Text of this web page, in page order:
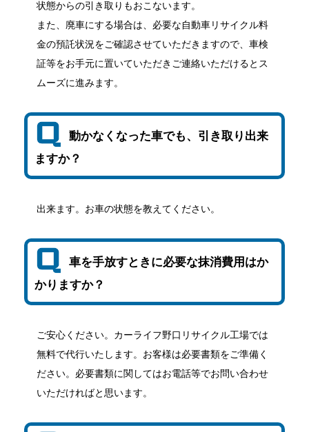
状態からの引き取りもおこないます。
また、廃車にする場合は、必要な自動車リサイクル料
金の預託状況をご確認させていただきますので、車検
証等をお手元に置いていただきご連絡いただけるとス
ムーズに進みます。
動かなくなった車でも、引き取り出来
ますか？
出来ます。お車の状態を教えてください。
車を手放すときに必要な抹消費用はか
かりますか？
ご安心ください。カーライフ野口リサイクル工場では
無料で代行いたします。お客様は必要書類をご準備く
ださい。必要書類に関してはお電話等でお問い合わせ
いただければと思います。